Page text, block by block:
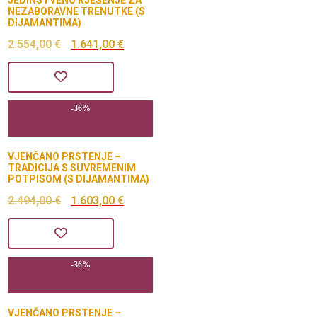
NEZABORAVNE TRENUTKE (S
DIJAMANTIMA)
2.554,00€
Izvorna
cijena
bila
je:
2.554,00 €.
1.641,00 €
-36%
VJENČANO PRSTENJE –
TRADICIJA S SUVREMENIM
POTPISOM (S DIJAMANTIMA)
2.494,00€
Izvorna
cijena
bila
je:
2.494,00 €.
1.603,00 €
-36%
VJENČANO PRSTENJE –